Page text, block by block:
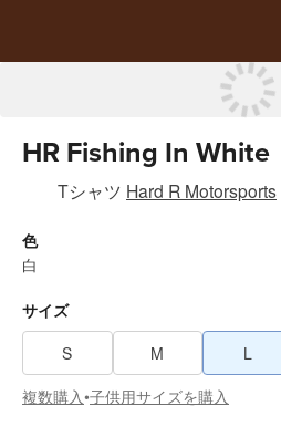
HR Fishing In White
Tシャツ Hard R Motorsports
色
白
サイズ
S
M L
複数購入•子供用サイズを購入